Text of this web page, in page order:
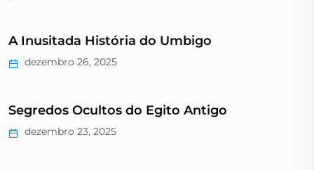
A Inusitada História do Umbigo
dezembro 26, 2025
Segredos Ocultos do Egito Antigo
dezembro 23, 2025